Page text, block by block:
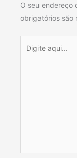
O seu endereço
obrigatórios são
aqui...